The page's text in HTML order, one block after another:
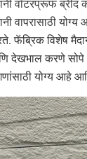
वॉटरप्रूफ
वापरासाठी
फॅब्रिक विशेष
देखभाल करणे सोपे
योग्य आहे